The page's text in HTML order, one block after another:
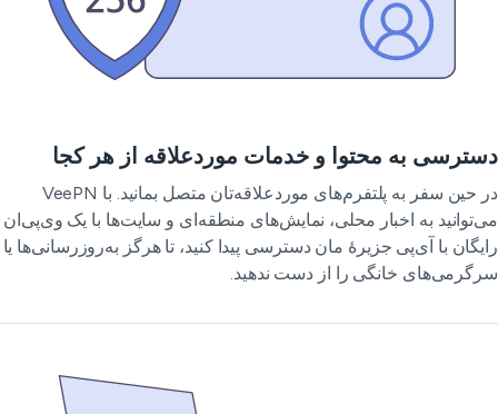
به محتوا و خدمات موردعلاقه از هر کجا
در حین سفر به پلتفرم‌های موردعلاقه‌تان متصل بمانید. با VeePN
به اخبار محلی، نمایش‌های منطقه‌ای و سایت‌ها با یک وی‌پی‌ان
با آی‌پی جزیرهٔ مان دسترسی پیدا کنید، تا هرگز به‌روزرسانی‌ها یا
خانگی را از دست ندهید.